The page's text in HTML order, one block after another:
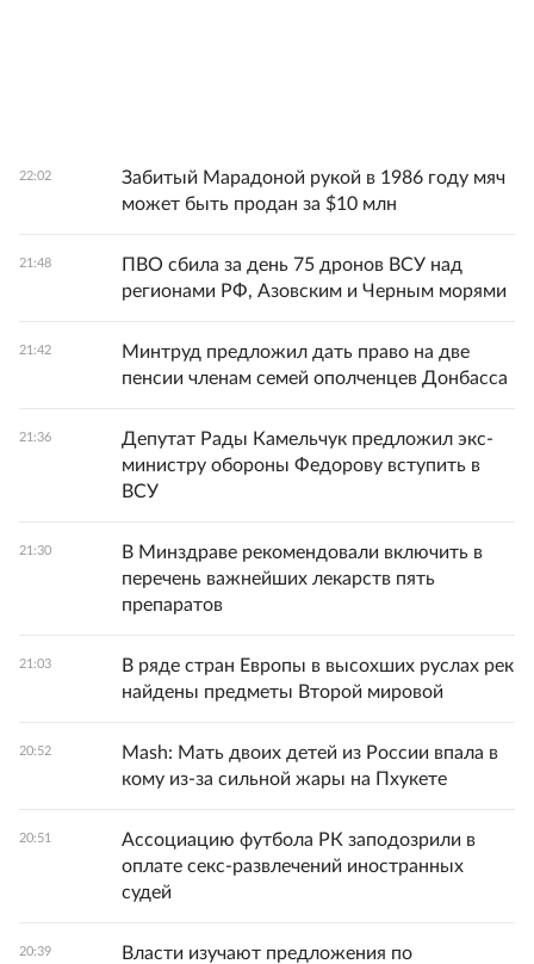
22:02
Забитый Марадоной рукой в 1986 году мяч
может быть продан за $10 млн
21:48
ПВО сбила за день 75 дронов ВСУ над
регионами РФ, Азовским и Черным морями
21:42
Минтруд предложил дать право на две
пенсии членам семей ополченцев Донбасса
21:36
Депутат Рады Камельчук предложил экс-
министру обороны Федорову вступить в
ВСУ
21:30
В Минздраве рекомендовали включить в
перечень важнейших лекарств пять
препаратов
21:03
В ряде стран Европы в высохших руслах рек
найдены предметы Второй мировой
20:52
Mash: Мать двоих детей из России впала в
кому из-за сильной жары на Пхукете
20:51
Ассоциацию футбола РК заподозрили в
оплате секс-развлечений иностранных
судей
20:39
Власти изучают предложения по